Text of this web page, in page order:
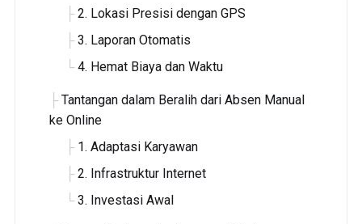
2. Lokasi Presisi dengan GPS
3. Laporan Otomatis
4. Hemat Biaya dan Waktu
Tantangan dalam Beralih dari Absen Manual
ke Online
1. Adaptasi Karyawan
2. Infrastruktur Internet
3. Investasi Awal